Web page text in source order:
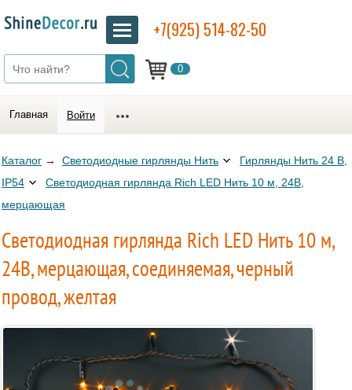
0
+7(925) 514-82-50
Главная Войти
Каталог → Светодиодные гирлянды Нить
Гирлянды Нить 24 В,
IP54
Светодиодная гирлянда Rich LED Нить 10 м, 24В,
мерцающая
Светодиодная гирлянда Rich LED Нить 10 м,
24В, мерцающая, соединяемая, черный
провод, желтая